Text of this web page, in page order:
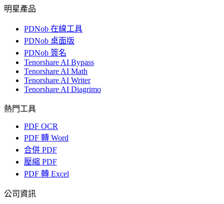
明星產品
PDNob 在線工具
PDNob 桌面版
PDNob 簽名
Tenorshare AI Bypass
Tenorshare AI Math
Tenorshare AI Writer
Tenorshare AI Diagrimo
熱門工具
PDF OCR
PDF 轉 Word
合併 PDF
壓縮 PDF
PDF 轉 Excel
公司資訊